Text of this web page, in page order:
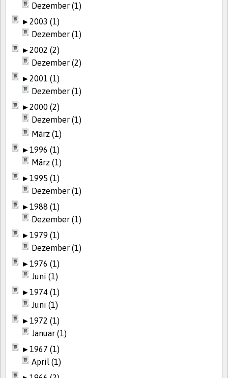
Dezember (1)
►2003 (1)
Dezember (1)
►2002 (2)
Dezember (2)
►2001 (1)
Dezember (1)
►2000 (2)
Dezember (1)
März (1)
►1996 (1)
März (1)
►1995 (1)
Dezember (1)
►1988 (1)
Dezember (1)
►1979 (1)
Dezember (1)
►1976 (1)
Juni (1)
►1974 (1)
Juni (1)
►1972 (1)
Januar (1)
►1967 (1)
April (1)